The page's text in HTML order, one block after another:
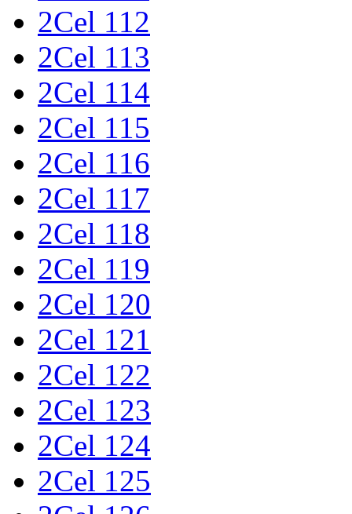
2Cel 112
2Cel 113
2Cel 114
2Cel 115
2Cel 116
2Cel 117
2Cel 118
2Cel 119
2Cel 120
2Cel 121
2Cel 122
2Cel 123
2Cel 124
2Cel 125